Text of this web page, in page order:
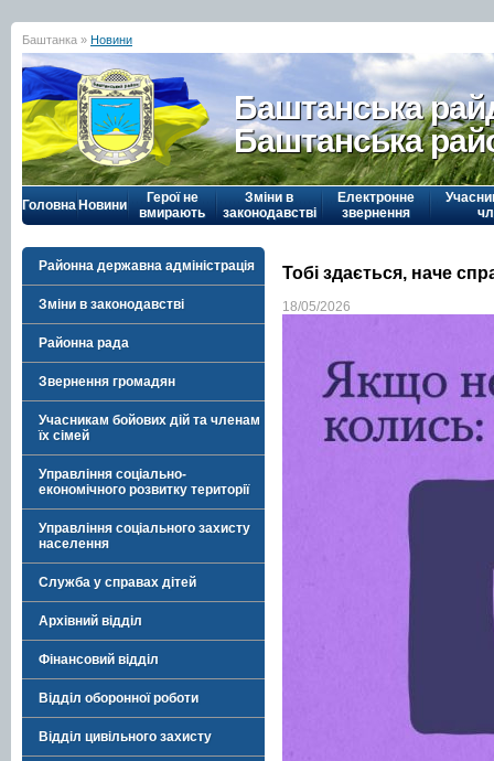
Баштанка » Новини
Баштанська
Баштанська
Головна Новини
Герої не
вмирають
Зміни в
законодавстві
Електронне
звернення
Районна державна адміністрація
Зміни в законодавстві
Районна рада
Звернення громадян
Учасникам бойових дій та членам
їх сімей
Управління соціально-
економічного розвитку території
Управління соціального захисту
населення
Служба у справах дітей
Архівний відділ
Фінансовий відділ
Відділ оборонної роботи
Відділ цивільного захисту
Тобі здається, наче
18/05/2026